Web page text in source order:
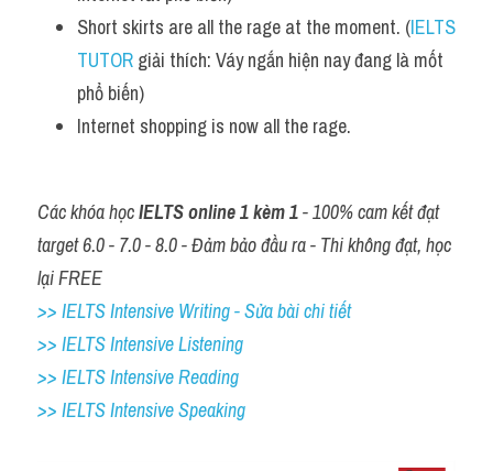
Short skirts are all the rage at the moment. (IELTS
TUTOR giải thích: Váy ngắn hiện nay đang là mốt
phổ biến)
Internet shopping is now all the rage.
Các khóa học IELTS online 1 kèm 1 - 100% cam kết đạt
target 6.0 - 7.0 - 8.0 - Đảm bảo đầu ra - Thi không đạt, học
lại FREE
>> IELTS Intensive Writing - Sửa bài chi tiết
>> IELTS Intensive Listening
>> IELTS Intensive Reading
>> IELTS Intensive Speaking